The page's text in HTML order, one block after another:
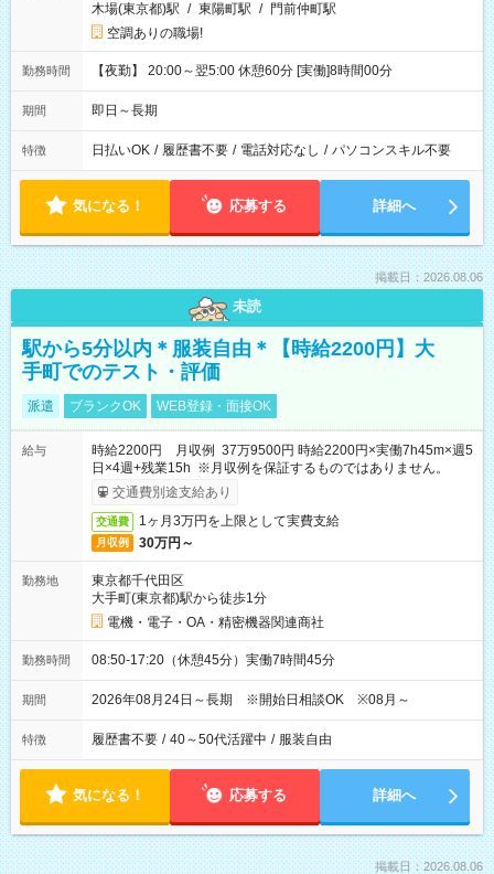
木場(東京都)駅 / 東陽町駅 / 門前仲町駅
空調ありの職場!
勤務時間 【夜勤】 20:00～翌5:00 休憩60分 [実働]8時間00分
期間 即日～長期
特徴 日払いOK / 履歴書不要 / 電話対応なし / パソコンスキル不要
気になる！ 応募する 詳細へ
掲載日：2026.08.06
未読
駅から5分以内＊服装自由＊【時給2200円】大
手町でのテスト・評価
派遣 ブランクOK WEB登録・面接OK
給与
時給2200円 月収例 37万9500円 時給2200円×実働7h45m×週5
日×4週+残業15h ※月収例を保証するものではありません。
交通費別途支給あり
交通費 1ヶ月3万円を上限として実費支給
月収例 30万円～
勤務地
東京都千代田区
大手町(東京都)駅から徒歩1分
電機・電子・OA・精密機器関連商社
勤務時間 08:50-17:20（休憩45分）実働7時間45分
期間 2026年08月24日～長期 ※開始日相談OK ※08月～
特徴 履歴書不要 / 40～50代活躍中 / 服装自由
気になる！ 応募する 詳細へ
掲載日：2026.08.06